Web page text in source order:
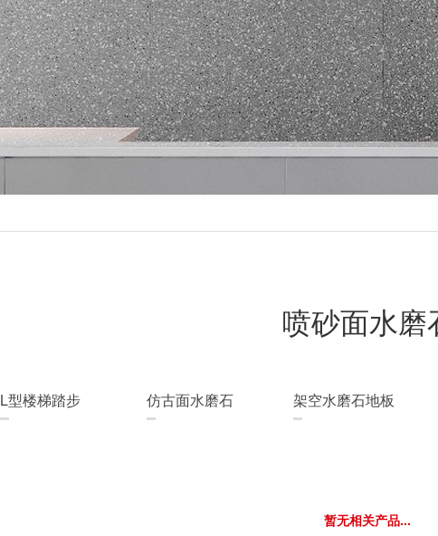
喷砂面水磨
L型楼梯踏步 仿古面水磨石 架空水磨石地板
暂无相关产品...